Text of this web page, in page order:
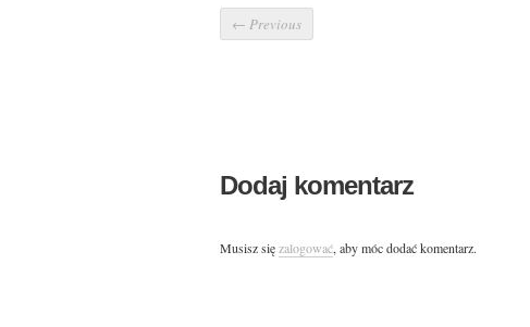
← Previous
Dodaj komentarz
Musisz sięzalogować, aby móc dodać komentarz.